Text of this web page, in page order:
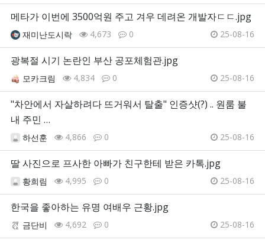
메타가 이번에 3500억원 주고 겨우 데려온 개발자ㄷㄷ.jpg
재미난도시락 4,673 0 25-08-16
광복절 시기 논란인 부산 공포체험관.jpg
모카크림 4,834 0 25-08-16
"차안에서 자살하려다 뜨거워서 탈출" 인증샷(?) .. 원룸 불
내 주민 …
하선훈 4,866 0 25-08-16
딸 사진으로 프사한 아빠가 친구한테 받은 카톡.jpg
황희림 4,995 0 25-08-16
한국을 좋아하는 유명 여배우 근황.jpg
금단비 4,692 0 25-08-16